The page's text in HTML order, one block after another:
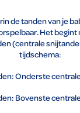
de tanden van je
Het begint
(centrale
tijdschema:
Onderste
Bovenste